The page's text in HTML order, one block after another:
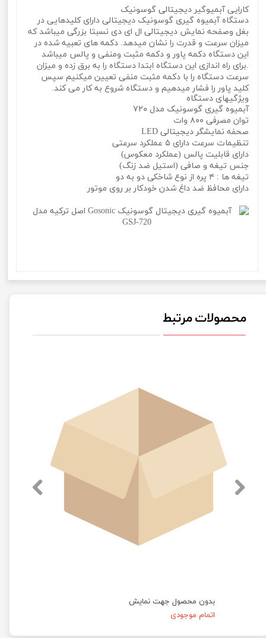
کارایی آبمیوگیر دیجیتالی گوسونیک
دستگاه آبمیوه گیری گوسونیک دیجیتالی دارای کلیدهایی در
بغل وصفحه نمایش دیجیتالی ال ای دی نسبتا بزرگی میباشد که
میزان سرعت و قدرت را نشان میدهد. دکمه های تعبیه شده در
این دستگاه دکمه پاور و دکمه مثبت ومنفی و پالس میباشد
.برای راه اندازی این دستگاه ابتدا دستگاه را به برق زده و میزان
سرعت دستگاه را با دکمه مثبت منفی تعیین میکنیم سپس
کلید پاور را فشار میدهیم و دستگاه شروع به کار می کند.
ویژگیهای دستگاه
آبمیوه گیری گوسونیک مدل ۷۲۰
توان مصرفی ۸۰۰ وات
صحفه نمایشگر دیجیتالی LED
تنظیمات سرعت دارای ۵ عملکرد سرعتی
دارای قابلیت پالس (عملکرد معکوس)
جنس تیغه و صافی (استیل ضد زنگ)
تیغه ها : ۴ پره از نوع شاخکی دو به دو
دارای محافظ ضد داغ شدن خودکار بر روی موتور
محصولات مرتبط
بدون محصول جهت نمایش
اتمام موجودی